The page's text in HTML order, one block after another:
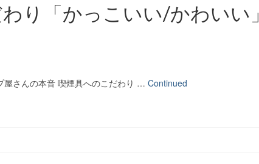
り「かっこいい/かわいい」
屋さんの本音 喫煙具へのこだわり … Continued